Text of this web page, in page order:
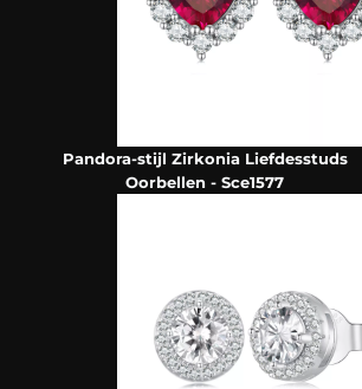
Pandora-stijl Zirkonia Liefdesstuds
Oorbellen - Sce1577